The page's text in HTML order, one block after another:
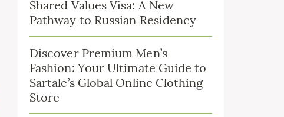
Shared Values Visa: A New
Pathway to Russian Residency
Discover Premium Men’s
Fashion: Your Ultimate Guide to
Sartale’s Global Online Clothing
Store